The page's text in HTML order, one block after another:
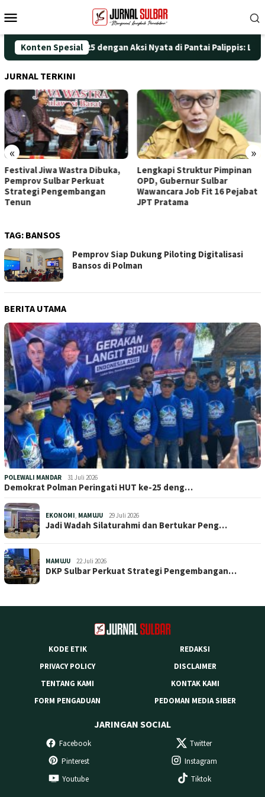
ke
Mobile
Konten Spesial
HUT ke-25 dengan Aksi Nyata di Pantai Palippis:
JURNAL TERKINI
« »
Wastra Dibuka,
Perkuat
Lengkapi Struktur Pimpinan
OPD, Gubernur Sulbar
Wawancara Job Fit 16 Pejabat
JPT Pratama
Awali
Doa,
Tinggali
TAG: BANSOS
Pemprov Siap Dukung Piloting Digitalisasi
Bansos di Polman
BERITA UTAMA
POLEWALI MANDAR 31 Juli 2026
Demokrat Polman Peringati HUT ke-25 deng…
EKONOMI, MAMUJU 29 Juli 2026
Jadi Wadah Silaturahmi dan Bertukar Peng…
MAMUJU 22 Juli 2026
DKP Sulbar Perkuat Strategi Pengembangan…
KODE ETIK
REDAKSI
PRIVACY POLICY
DISCLAIMER
TENTANG KAMI
KONTAK KAMI
FORM PENGADUAN
PEDOMAN MEDIA SIBER
JARINGAN SOCIAL
Facebook
Twitter
Pinterest
Instagram
Youtube
Tiktok